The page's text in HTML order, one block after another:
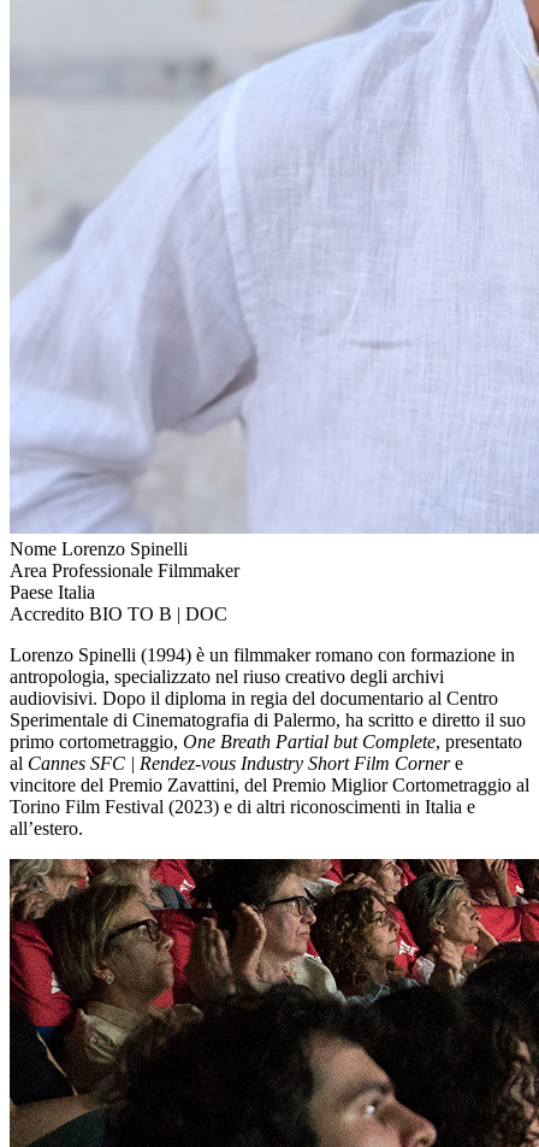
Nome Lorenzo Spinelli
Area Professionale Filmmaker
Paese Italia
Accredito BIO TO B | DOC
Lorenzo Spinelli (1994) è un filmmaker romano con formazione in
antropologia, specializzato nel riuso creativo degli archivi
audiovisivi. Dopo il diploma in regia del documentario al Centro
Sperimentale di Cinematografia di Palermo, ha scritto e diretto il suo
primo cortometraggio, One Breath Partial but Complete, presentato
al Cannes SFC | Rendez-vous Industry Short Film Cornere
vincitore del Premio Zavattini, del Premio Miglior Cortometraggio al
Torino Film Festival (2023) e di altri riconoscimenti in Italia e
all’estero.